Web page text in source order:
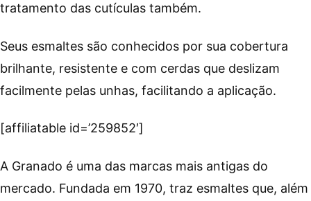
tratamento das cutículas também.
Seus esmaltes são conhecidos por sua cobertura
brilhante, resistente e com cerdas que deslizam
facilmente pelas unhas, facilitando a aplicação.
[affiliatable id=’259852′]
A Granado é uma das marcas mais antigas do
mercado. Fundada em 1970, traz esmaltes que, além